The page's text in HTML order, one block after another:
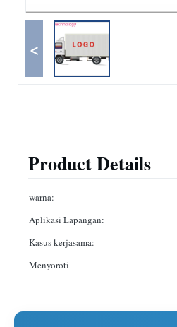
<
Product Details
warna:
Aplikasi Lapangan:
Kasus kerjasama:
Menyoroti